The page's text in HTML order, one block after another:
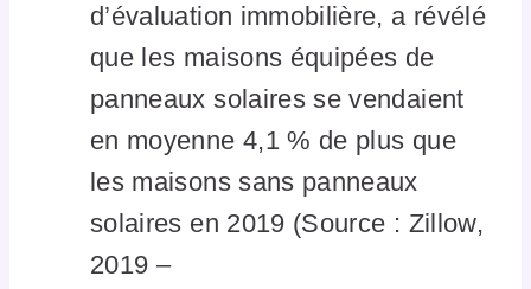
d’évaluation immobilière, a révélé
que les maisons équipées de
panneaux solaires se vendaient
en moyenne 4,1 % de plus que
les maisons sans panneaux
solaires en 2019 (Source : Zillow,
2019 –